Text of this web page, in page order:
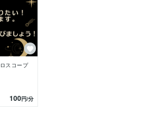
あなたの生まれ持った個性や才能を知
ドで潜在意識の声を聞き、今向き合うべ
。
たの人生のサイクルを知る。
なた自身と深く対話するためのツール
ことって何だろう？」
対して、星やカードはあなた自身の声
スコープ
100円/分